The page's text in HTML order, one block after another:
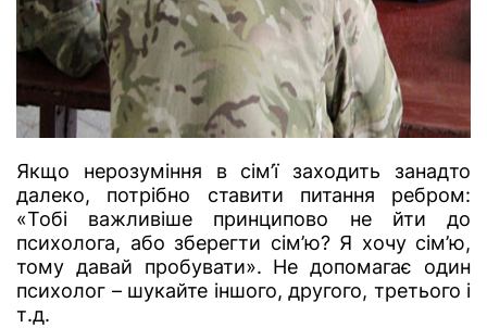
Якщо нерозуміння в сім’ї заходить занадто
далеко, потрібно ставити питання ребром:
«Тобі важливіше принципово не йти до
психолога, або зберегти сім’ю? Я хочу сім’ю,
тому давай пробувати». Не допомагає один
психолог – шукайте іншого, другого, третього і
т.д.